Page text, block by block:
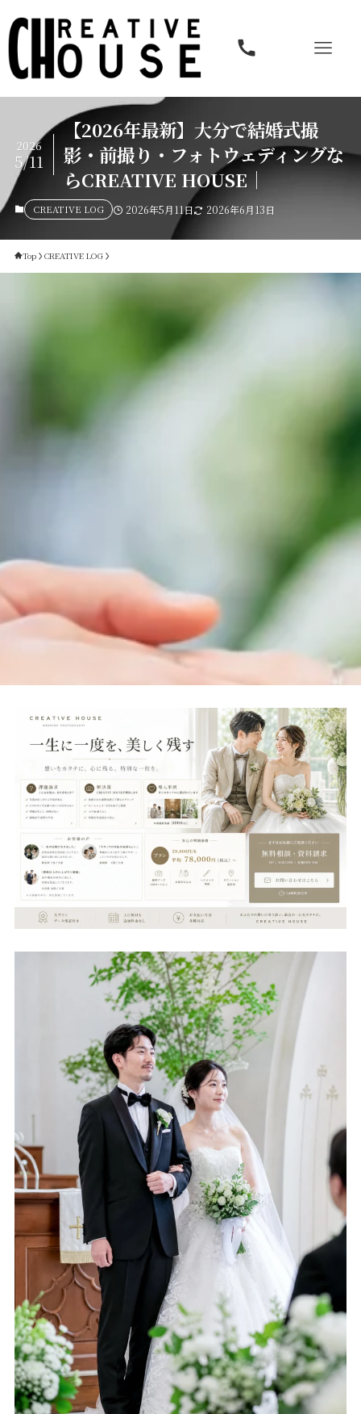
【2026年最新】大分で結婚式撮
影・前撮り・フォトウェディングな
らCREATIVE HOUSE｜
2026
5/11
CREATIVE LOG 2026年5月11日 2026年6月13日
Top CREATIVE LOG